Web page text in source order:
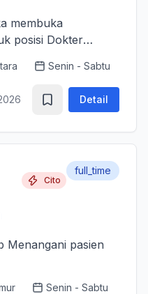
membuka
posisi Dokter
aman, profesional
standar k...
Senin - Sabtu
Detail
Cito
full_time
Senin - Sabtu